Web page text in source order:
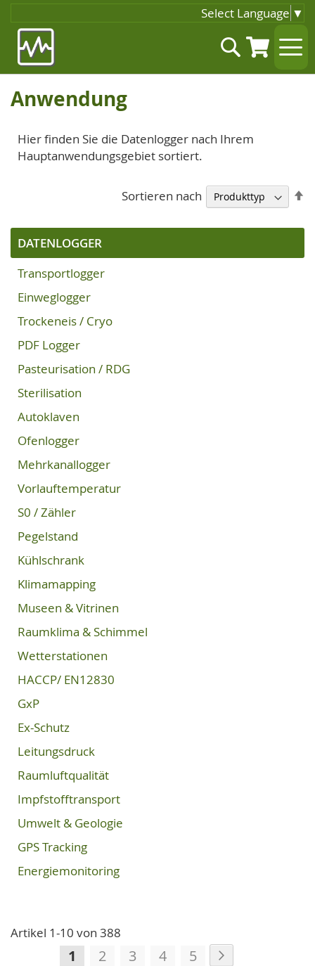
Select Language ▼
Inhalt
springen
Suche
Anwendung
Hier finden Sie die Datenlogger nach Ihrem
Hauptanwendungsgebiet sortiert.
Artikel 1-10 von 388
Seite
Sie
1 Seite
2 Seite
3 Seite
4 Seite
5
Sortieren nach
DATENLOGGER
Transportlogger
Einweglogger
Trockeneis / Cryo
PDF Logger
Pasteurisation / RDG
Sterilisation
Autoklaven
Ofenlogger
Mehrkanallogger
Vorlauftemperatur
S0 / Zähler
Pegelstand
Kühlschrank
Klimamapping
Museen & Vitrinen
Raumklima & Schimmel
Wetterstationen
HACCP/ EN12830
GxP
Ex-Schutz
Leitungsdruck
Raumluftqualität
Impfstofftransport
Umwelt & Geologie
GPS Tracking
Energiemonitoring